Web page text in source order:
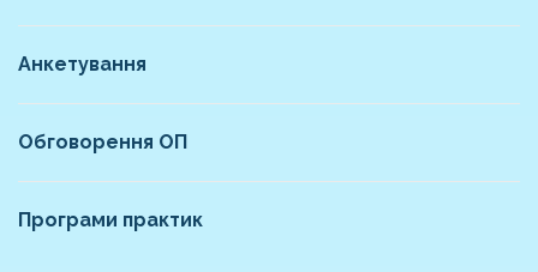
Анкетування
Обговорення ОП
Програми практик